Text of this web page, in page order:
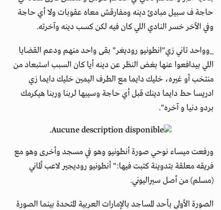
حاجة ف سبيل مبادئ دينه ومفارقش معاه عقوبات ولا أي حاجة
وفي الآخر خسر النادي اللي كان فيه لكن كسب دينه وآخرته.
_وواحد تاني زي"انطونيو روديغر" بقى واحد منهم ودعم القضايا
اللي بيدافعوا عنها بغض النظر عن دينه أيا كان السبب استبعاد من
منتخب أو غيره، خليك دايما مع الطرف اليمين خليك دايما زي
ادريسا حط دايما دينك قبل أي حاجة وسيبها لربنا وربنا هيكرمك
بردو دنيا و آخره".
ورفعت ميساء نوحي صورة أنطونيو وهو في مسجد وأخرى وهو مع
فريقه معلقة بتدوينة كتبت فيها:" أنطونيو روديجير لاعب ألماني
(مسلم) من أصل سيراليوني.
الصورة الأولى بأحد المساجد بالإمارات العربية المتحدة بينما الصورة